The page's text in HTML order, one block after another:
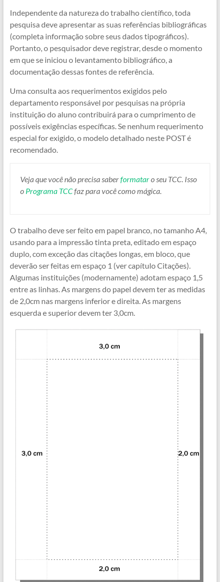
Independente da natureza do trabalho científico, toda
pesquisa deve apresentar as suas referências bibliográficas
(completa informação sobre seus dados tipográficos).
Portanto, o pesquisador deve registrar, desde o momento
em que se iniciou o levantamento bibliográfico, a
documentação dessas fontes de referência.
Uma consulta aos requerimentos exigidos pelo
departamento responsável por pesquisas na própria
instituição do aluno contribuirá para o cumprimento de
possíveis exigências específicas. Se nenhum requerimento
especial for exigido, o modelo detalhado neste POST é
recomendado.
Veja que você não precisa saberformataro seu TCC. Isso
o Programa TCCfaz para você como mágica.
O trabalho deve ser feito em papel branco, no tamanho A4,
usando para a impressão tinta preta, editado em espaço
duplo, com exceção das citações longas, em bloco, que
deverão ser feitas em espaço 1 (ver capítulo Citações).
Algumas instituições (modernamente) adotam espaço 1,5
entre as linhas. As margens do papel devem ter as medidas
de 2,0cm nas margens inferior e direita. As margens
esquerda e superior devem ter 3,0cm.